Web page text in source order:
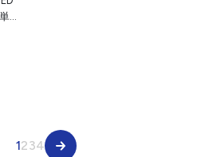
相
る
1234